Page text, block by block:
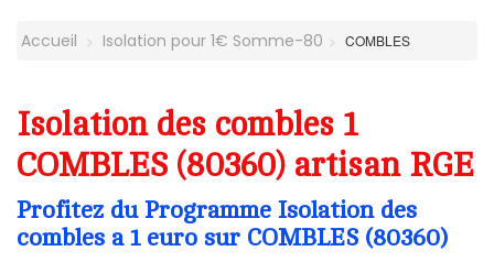
Accueil Isolation pour 1€ Somme-80 COMBLES
Isolation des combles 1
COMBLES (80360) artisan RGE
Profitez du Programme Isolation des
combles a 1 euro sur COMBLES (80360)